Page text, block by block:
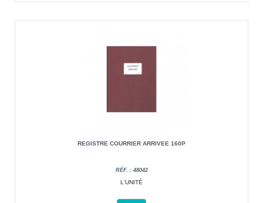
REGISTRE COURRIER ARRIVEE 160P
RÉF. : 48042
L'UNITÉ